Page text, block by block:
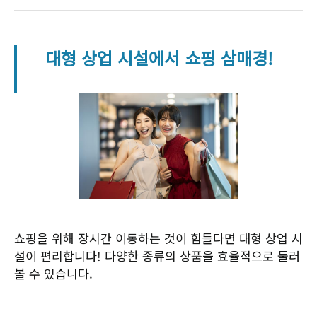
대형 상업 시설에서 쇼핑 삼매경!
쇼핑을 위해 장시간 이동하는 것이 힘들다면 대형 상업 시
설이 편리합니다! 다양한 종류의 상품을 효율적으로 둘러
볼 수 있습니다.